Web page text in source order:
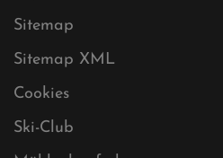
Impressum
Sitemap
Sitemap XML
Cookies